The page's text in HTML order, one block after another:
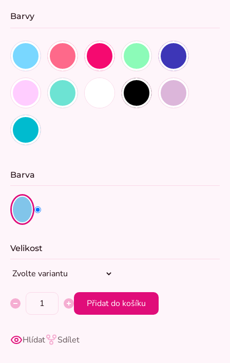
Barvy
Barva
Velikost
Přidat do košíku
Hlídat Sdílet